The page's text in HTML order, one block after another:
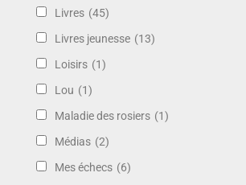
Livres (45)
Livres jeunesse (13)
Loisirs (1)
Lou (1)
Maladie des rosiers (1)
Médias (2)
Mes échecs (6)